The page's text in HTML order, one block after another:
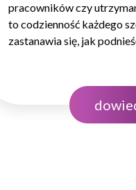
pracowników czy
to codzienność każdego
zastanawia się, jak
programy rozwojowe, na